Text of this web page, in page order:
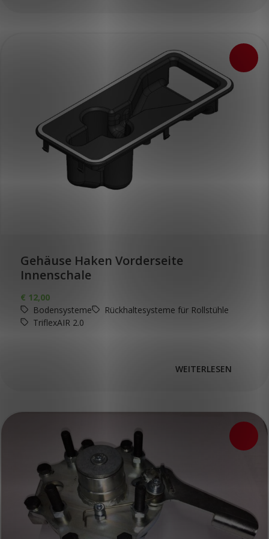
Gehäuse Haken Vorderseite
Innenschale
€ 12,00
Bodensysteme
Rückhaltesysteme für Rollstühle
TriflexAIR 2.0
WEITERLESEN